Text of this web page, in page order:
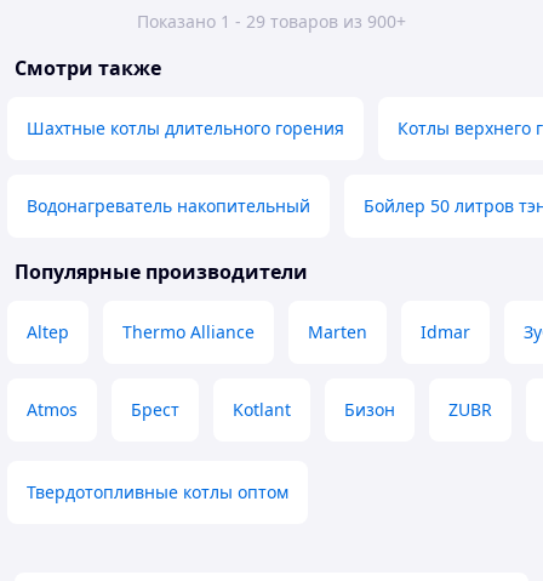
Показано 1 - 29 товаров из 900+
Смотри также
Шахтные котлы длительного горения Котлы верхнего
Водонагреватель накопительный Бойлер 50 литров
Популярные производители
Altep Thermo Alliance Marten Idmar
Atmos Брест Kotlant Бизон ZUBR
Твердотопливные котлы оптом